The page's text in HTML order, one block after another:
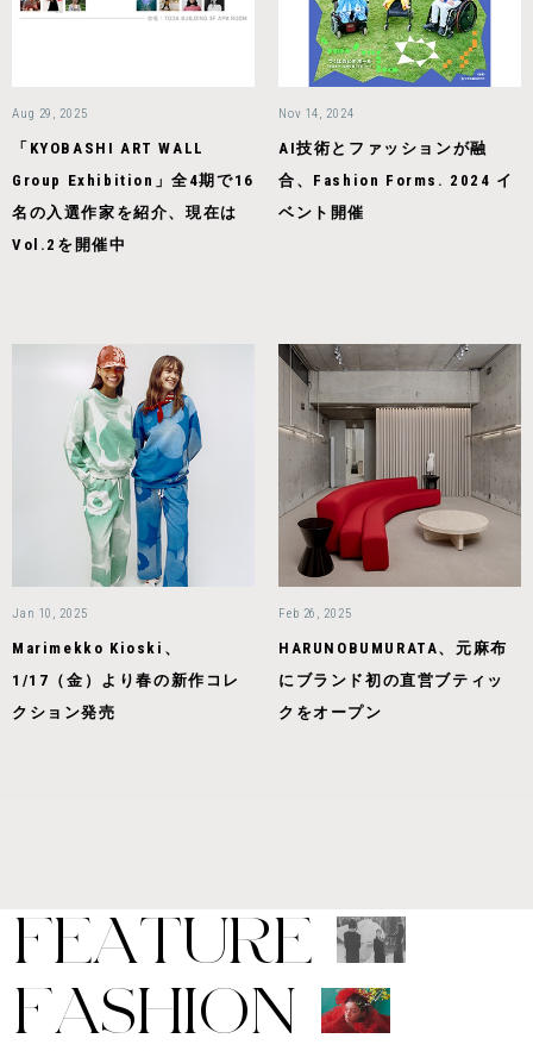
Aug 29, 2025
「KYOBASHI ART WALL
Group Exhibition」全4期で16
名の入選作家を紹介、現在は
Vol.2を開催中
Nov 14, 2024
AI技術とファッションが融
合、Fashion Forms. 2024 イ
ベント開催
Jan 10, 2025
Marimekko Kioski、
1/17（金）より春の新作コレ
クション発売
Feb 26, 2025
HARUNOBUMURATA、元麻布
にブランド初の直営ブティッ
クをオープン
FEATURE
FASHION